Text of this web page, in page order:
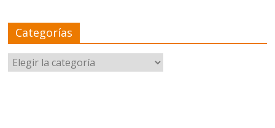
Categorías
Categorías